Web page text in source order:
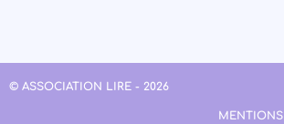
© ASSOCIATION LIRE - 2026